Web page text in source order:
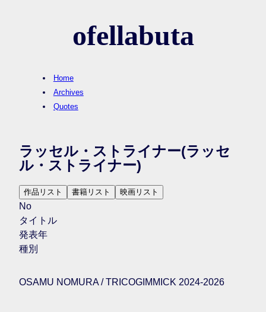
ofellabuta
Home
Archives
Quotes
ラッセル・ストライナー(ラッセ
ル・ストライナー)
作品リスト 書籍リスト 映画リスト
No
タイトル
発表年
種別
OSAMU NOMURA / TRICOGIMMICK 2024-2026